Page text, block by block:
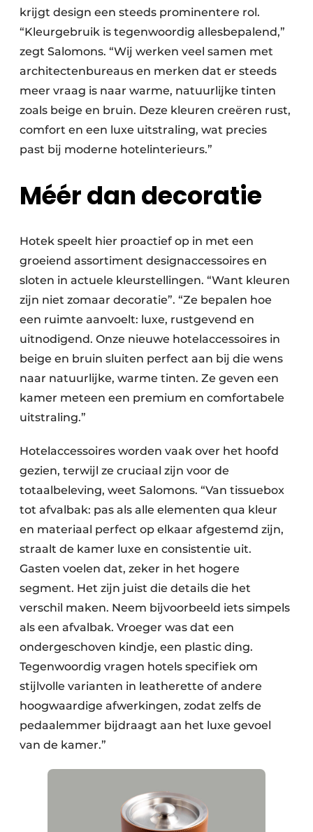
krijgt design een steeds prominentere rol.
“Kleurgebruik is tegenwoordig allesbepalend,”
zegt Salomons. “Wij werken veel samen met
architectenbureaus en merken dat er steeds
meer vraag is naar warme, natuurlijke tinten
zoals beige en bruin. Deze kleuren creëren rust,
comfort en een luxe uitstraling, wat precies
past bij moderne hotelinterieurs.”
Méér dan decoratie
Hotek speelt hier proactief op in met een
groeiend assortiment designaccessoires en
sloten in actuele kleurstellingen. “Want kleuren
zijn niet zomaar decoratie”. “Ze bepalen hoe
een ruimte aanvoelt: luxe, rustgevend en
uitnodigend. Onze nieuwe hotelaccessoires in
beige en bruin sluiten perfect aan bij die wens
naar natuurlijke, warme tinten. Ze geven een
kamer meteen een premium en comfortabele
uitstraling.”
Hotelaccessoires worden vaak over het hoofd
gezien, terwijl ze cruciaal zijn voor de
totaalbeleving, weet Salomons. “Van tissuebox
tot afvalbak: pas als alle elementen qua kleur
en materiaal perfect op elkaar afgestemd zijn,
straalt de kamer luxe en consistentie uit.
Gasten voelen dat, zeker in het hogere
segment. Het zijn juist die details die het
verschil maken. Neem bijvoorbeeld iets simpels
als een afvalbak. Vroeger was dat een
ondergeschoven kindje, een plastic ding.
Tegenwoordig vragen hotels specifiek om
stijlvolle varianten in leatherette of andere
hoogwaardige afwerkingen, zodat zelfs de
pedaalemmer bijdraagt aan het luxe gevoel
van de kamer.”